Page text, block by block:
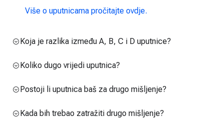
Više o uputnicama pročitajte ovdje.
Koja je razlika između A, B, C i D uputnice?
Koliko dugo vrijedi uputnica?
Postoji li uputnica baš za drugo mišljenje?
Kada bih trebao zatražiti drugo mišljenje?